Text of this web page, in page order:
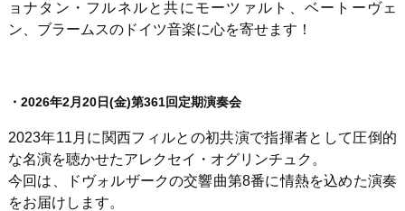
ョナタン・フルネルと共にモーツァルト、ベートーヴェ
ン、ブラームスのドイツ音楽に心を寄せます！
・2026年2月20日(金)第361回定期演奏会
2023年11月に関西フィルとの初共演で指揮者として圧倒的
な名演を聴かせたアレクセイ・オグリンチュク。
今回は、ドヴォルザークの交響曲第8番に情熱を込めた演奏
をお届けします。